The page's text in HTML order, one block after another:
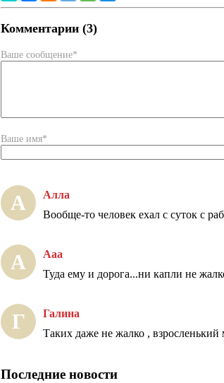
Комментарии (3)
Ваше сообщение*
Ваше имя*
А Алла
Вообще-то человек ехал с суток с
А Ааа
Туда ему и дорога...ни капли не
Г Галина
Таких даже не жалко ,
Последние новости